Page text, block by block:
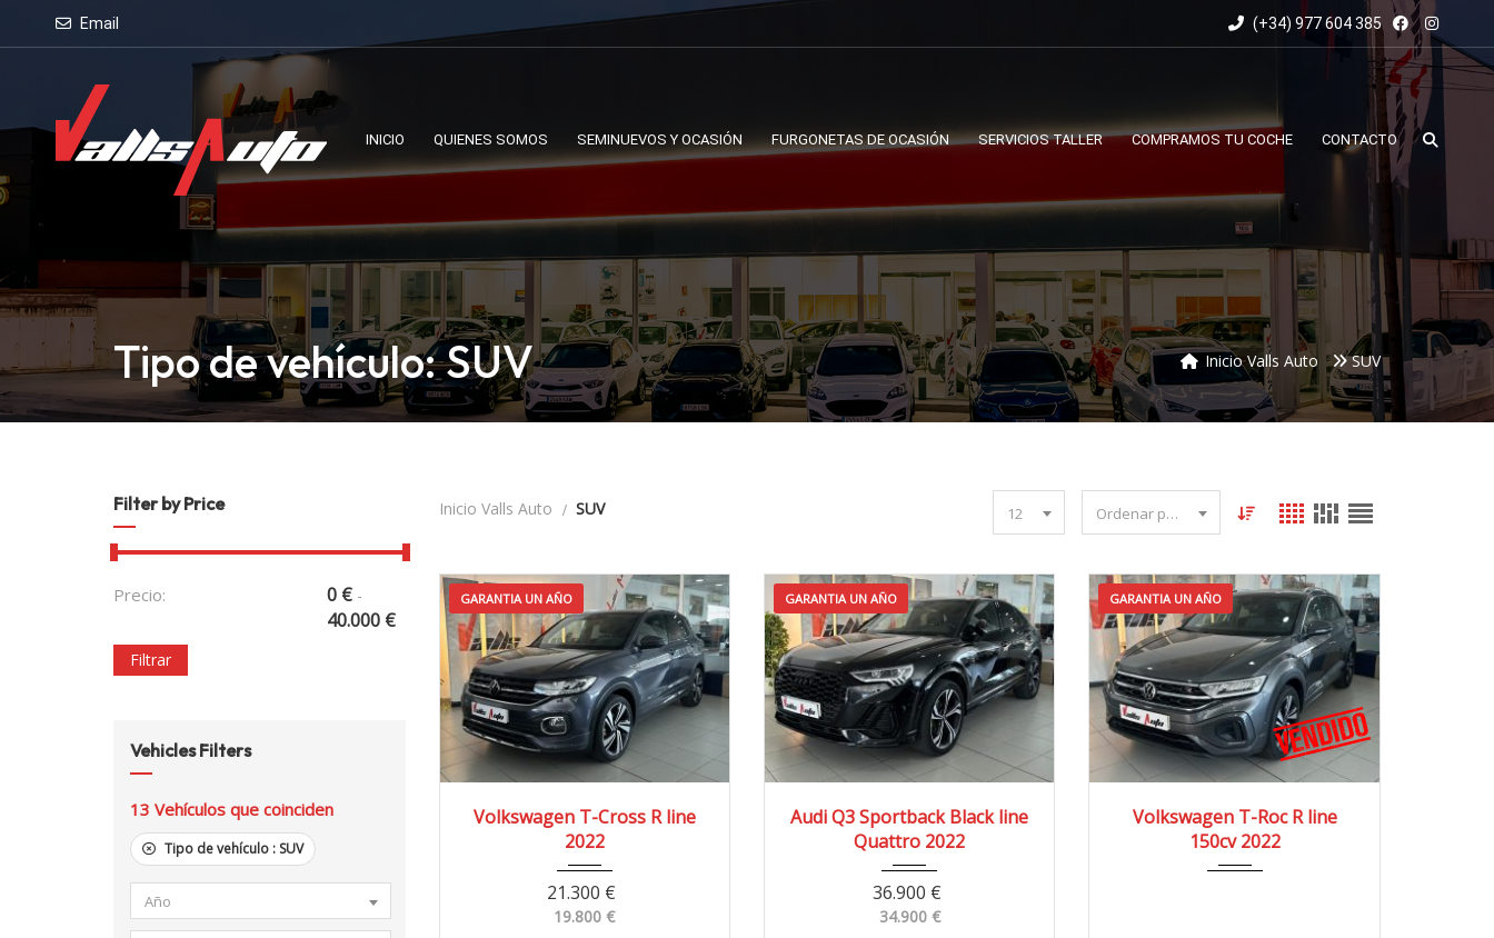
Email (+34) 977 604 385
INICIO QUIENES SOMOS SEMINUEVOS Y OCASIÓN FURGONETAS DE OCASIÓN SERVICIOS TALLER COMPRAMOS TU COCHE CONTACTO
Tipo de vehículo: SUV Inicio Valls Auto SUV
Filter by Price
Precio: 0 €-
40.000 €
Filtrar
Vehicles Filters
13 Vehículos que coinciden
Tipo de vehículo : SUV
Año
Inicio Valls Auto SUV 12 Ordenar por fecha
GARANTIA UN AÑO
2022 4x2 52.000 km
Volkswagen T-Cross R line
2022
21.300 €
19.800 €
GARANTIA UN AÑO
2022 4X4 74.000 km
Audi Q3 Sportback Black line
Quattro 2022
36.900 €
34.900€
GARANTIA UN AÑO
2022 4x2 51.000 km
Volkswagen T-Roc R line
150cv 2022